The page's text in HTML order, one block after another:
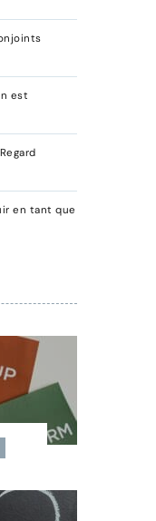
est
en tant que